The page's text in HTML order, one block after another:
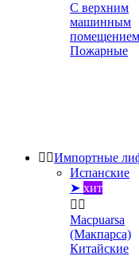
С верхним
машинным
помещением
Пожарные
 Импортные
Испанские
➤ хит
 
Macpuarsa
(Макпарса)
Китайские